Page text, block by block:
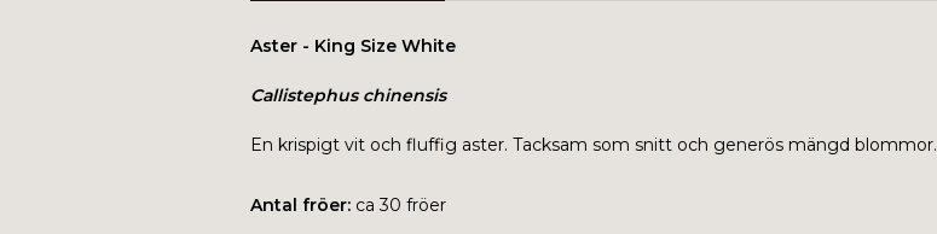
Aster - King Size White
Callistephus chinensis
En krispigt vit och fluffig aster. Tacksam som snitt och generös mängd blommor.
Antal fröer: ca 30 fröer